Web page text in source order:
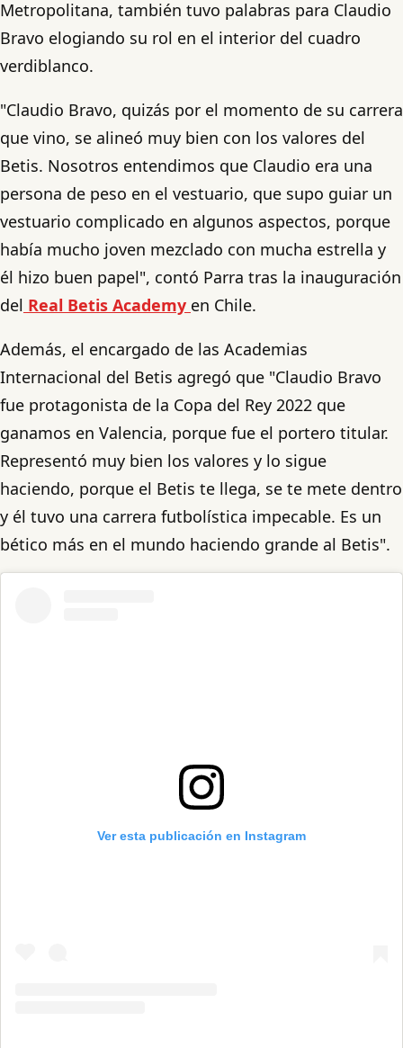
Metropolitana, también tuvo palabras para Claudio
Bravo elogiando su rol en el interior del cuadro
verdiblanco.
"Claudio Bravo, quizás por el momento de su carrera
que vino, se alineó muy bien con los valores del
Betis. Nosotros entendimos que Claudio era una
persona de peso en el vestuario, que supo guiar un
vestuario complicado en algunos aspectos, porque
había mucho joven mezclado con mucha estrella y
él hizo buen papel", contó Parra tras la inauguración
del Real Betis Academy en Chile.
Además, el encargado de las Academias
Internacional del Betis agregó que "Claudio Bravo
fue protagonista de la Copa del Rey 2022 que
ganamos en Valencia, porque fue el portero titular.
Representó muy bien los valores y lo sigue
haciendo, porque el Betis te llega, se te mete dentro
y él tuvo una carrera futbolística impecable. Es un
bético más en el mundo haciendo grande al Betis".
Ver esta publicación en Instagram